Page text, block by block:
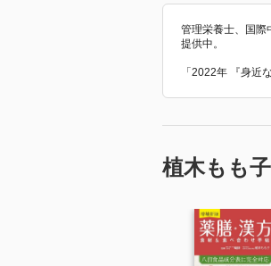
管理栄養士、国際
提供中。
「2022年 『身近
植木もも